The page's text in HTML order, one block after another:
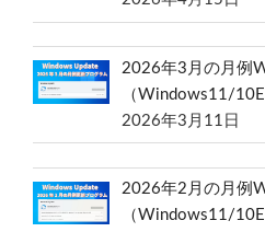
2026年3月の月例
（Windows11/
2026年3月11日
2026年2月の月例
（Windows11/